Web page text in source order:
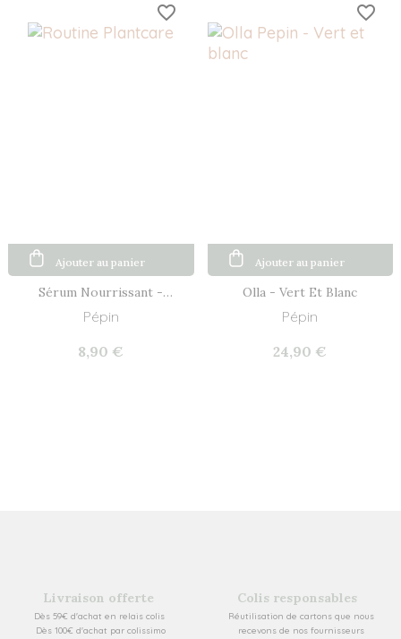
Sérum Nourrissant -
Plantes...
Pépin
8,90 €
Ajouter au panier
favorite_border
Olla - Vert Et Blanc
Pépin
24,90 €
Ajouter au panier
favorite_border
Livraison offerte
Dès 59€ d'achat en relais colis
Dès 100€ d'achat par colissimo
Colis responsables
Réutilisation de cartons que nous
recevons de nos fournisseurs